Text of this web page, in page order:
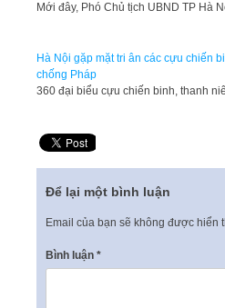
Mới đây, Phó Chủ tịch UBND TP Hà
Hà Nội gặp mặt tri ân các cựu chiến
chống Pháp
360 đại biểu cựu chiến binh, thanh
Để lại một bình luận
Email của bạn sẽ không được hiển
Bình luận *